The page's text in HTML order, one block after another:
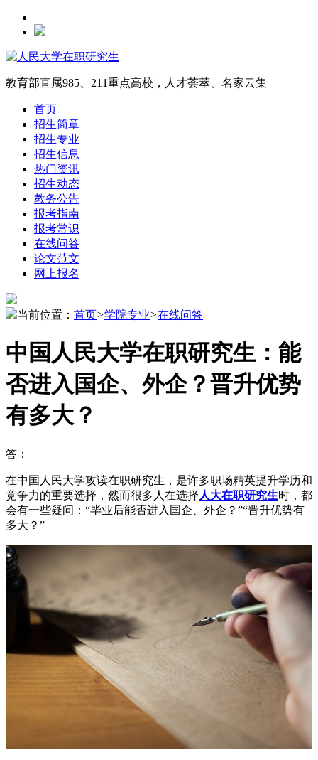
教育部直属985、211重点高校，人才荟萃、名家云集
首页
招生简章
招生专业
招生信息
热门资讯
招生动态
教务公告
报考指南
报考常识
在线问答
论文范文
网上报名
当前位置： 首页>学院专业>在线问答
中国人民大学在职研究生：能
否进入国企、外企？晋升优势
有多大？
答：
在中国人民大学攻读在职研究生，是许多职场精英提升学历和
竞争力的重要选择，然而很多人在选择 人大在职研究生时，都
会有一些疑问：“毕业后能否进入国企、外企？”“晋升优势有
多大？”